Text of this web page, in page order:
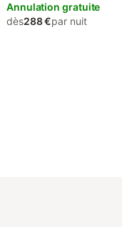
Annulation gratuite
dès288 €par nuit